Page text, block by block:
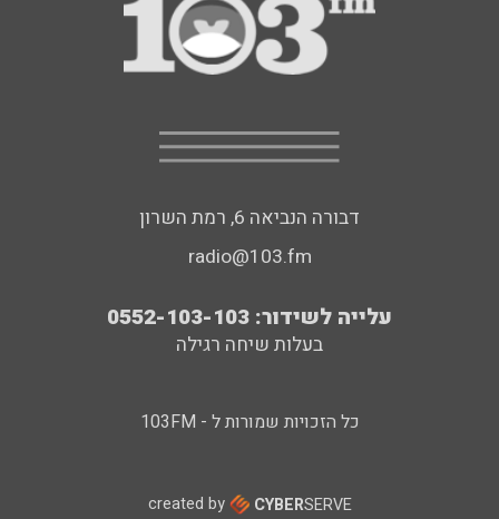
דבורה הנביאה 6, רמת השרון
radio@103.fm
עלייה לשידור: 0552-103-103
בעלות שיחה רגילה
כל הזכויות שמורות ל - 103FM
created by CYBERSERVE